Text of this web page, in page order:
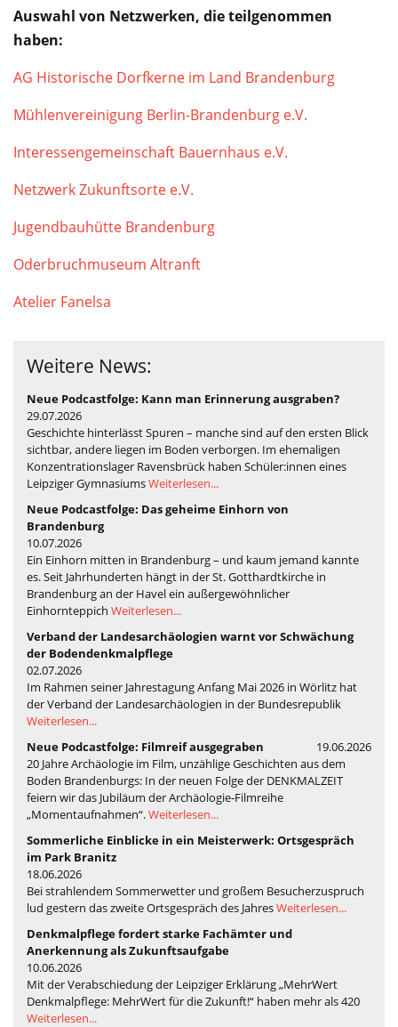
Auswahl von Netzwerken, die teilgenommen
haben:
AG Historische Dorfkerne im Land Brandenburg
Mühlenvereinigung Berlin-Brandenburg e.V.
Interessengemeinschaft Bauernhaus e.V.
Netzwerk Zukunftsorte e.V.
Jugendbauhütte Brandenburg
Oderbruchmuseum Altranft
Atelier Fanelsa
Weitere News:
Neue Podcastfolge: Kann man Erinnerung ausgraben?
29.07.2026
Geschichte hinterlässt Spuren – manche sind auf den ersten Blick
sichtbar, andere liegen im Boden verborgen. Im ehemaligen
Konzentrationslager Ravensbrück haben Schüler:innen eines
Leipziger GymnasiumsWeiterlesen...
Neue Podcastfolge: Das geheime Einhorn von
Brandenburg
10.07.2026
Ein Einhorn mitten in Brandenburg – und kaum jemand kannte
es. Seit Jahrhunderten hängt in der St. Gotthardtkirche in
Brandenburg an der Havel ein außergewöhnlicher
Einhornteppich Weiterlesen...
Verband der Landesarchäologien warnt vor Schwächung
der Bodendenkmalpflege
02.07.2026
Im Rahmen seiner Jahrestagung Anfang Mai 2026 in Wörlitz hat
der Verband der Landesarchäologien in der Bundesrepublik
Weiterlesen...
Neue Podcastfolge: Filmreif ausgegraben
19.06.2026
20 Jahre Archäologie im Film, unzählige Geschichten aus dem
Boden Brandenburgs: In der neuen Folge der DENKMALZEIT
feiern wir das Jubiläum der Archäologie-Filmreihe
„Momentaufnahmen“.Weiterlesen...
Sommerliche Einblicke in ein Meisterwerk: Ortsgespräch
im Park Branitz
18.06.2026
Bei strahlendem Sommerwetter und großem Besucherzuspruch
lud gestern das zweite Ortsgespräch des JahresWeiterlesen...
Denkmalpflege fordert starke Fachämter und
Anerkennung als Zukunftsaufgabe
10.06.2026
Mit der Verabschiedung der Leipziger Erklärung „MehrWert
Denkmalpflege: MehrWert für die Zukunft!“ haben mehr als 420
Weiterlesen...